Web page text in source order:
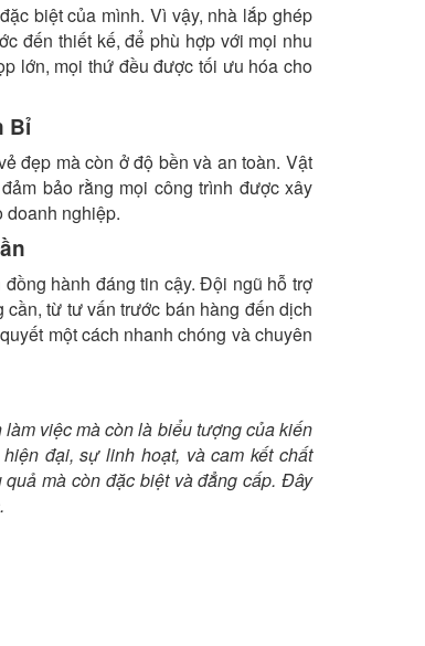
biệt của mình. Vì vậy, nhà lắp ghép
đến thiết kế, để phù hợp với mọi nhu
lớn, mọi thứ đều được tối ưu hóa cho
Bỉ
đẹp mà còn ở độ bền và an toàn. Vật
bảo rằng mọi công trình được xây
doanh nghiệp.
hành đáng tin cậy. Đội ngũ hỗ trợ
từ tư vấn trước bán hàng đến dịch
một cách nhanh chóng và chuyên
việc mà còn là biểu tượng của kiến
đại, sự linh hoạt, và cam kết chất
mà còn đặc biệt và đẳng cấp. Đây